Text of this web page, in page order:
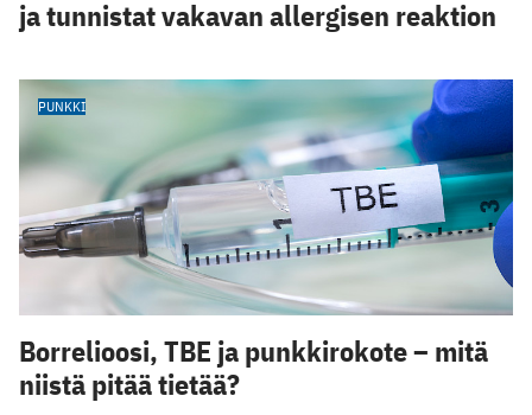
ja tunnistat vakavan allergisen reaktion
PUNKKI
Borrelioosi, TBE ja punkkirokote – mitä
niistä pitää tietää?